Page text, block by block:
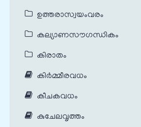
ഉത്തരാസ്വയംവരം
കല്യാണസൗഗന്ധികം
കിരാതം
കിർമ്മീരവധം
കീചകവധം
കുചേലവൃത്തം